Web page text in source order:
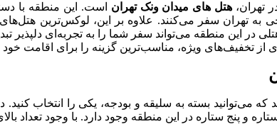
تهران، هتل های میدان ونک تهران است. این منطقه با
به تهران سفر می‌کنند. علاوه بر این، لوکس‌ترین
در این منطقه می‌تواند سفر شما را به تجربه‌ای دلپذیر
تخفیف‌های ویژه، مناسب‌ترین گزینه را برای اقامت خود
می‌توانید بسته به سلیقه و بودجه‌، یکی را انتخاب
و پنج ستاره در این منطقه وجود دارد. با وجود تعداد